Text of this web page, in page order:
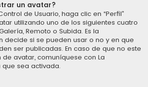
un avatar?
de Usuario, haga clic en “Perfil”
utilizando uno de los siguientes cuatro
Remoto o Subida. Es la
decide si se pueden usar o no y en que
ser publicadas. En caso de que no este
avatar, comuníquese con La
sea activada.